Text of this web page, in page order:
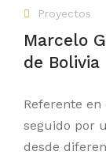
Proyectos
Marcelo
de Bolivia
Referente
seguido por
desde